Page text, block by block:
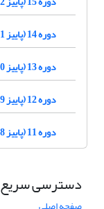
دوره 14 (پاییز 1391-1390)
دوره 13 (پاییز 1390-1389)
دوره 12 (پاییز 1389-1388)
دوره 11 (پاییز 1388-1387)
دسترسی سریع